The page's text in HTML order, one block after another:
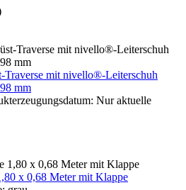
Traverse mit nivello®-Leiterschuh
mm
Nur aktuelle
x 0,68 Meter mit Klappe